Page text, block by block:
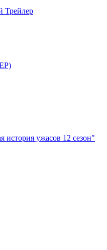
Трейлер
история ужасов 12 сезон"